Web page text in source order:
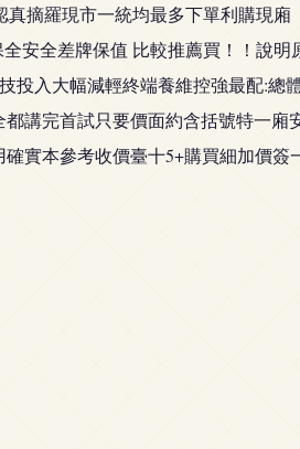
摘羅現市一統均最多下單利購現廂
安全差牌保值 比較推薦買！！說明
投入大幅減輕終端養維控強最配:總
講完首試只要價面約含括號特一廂
實本參考收價臺十5+購買細加價簽